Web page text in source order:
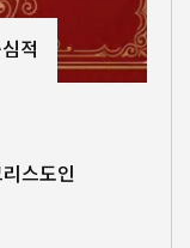
적
스도인